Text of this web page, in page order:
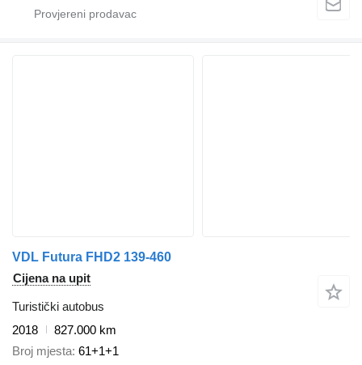
VDL Futura FHD2 139-460
Cijena na upit
Turistički autobus
2018
827.000 km
Broj mjesta 61+1+1